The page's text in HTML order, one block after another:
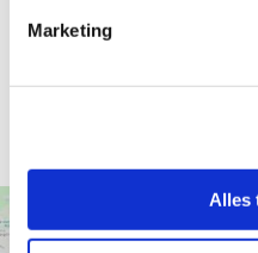
Marketing
Alles
9 Verdacht van
Dagvaarding